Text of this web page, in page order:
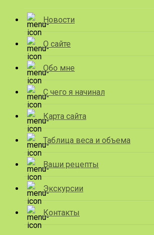
Новости
О сайте
Обо мне
С чего я начинал
Карта сайта
Таблица веса и объема
Ваши рецепты
Экскурсии
Контакты